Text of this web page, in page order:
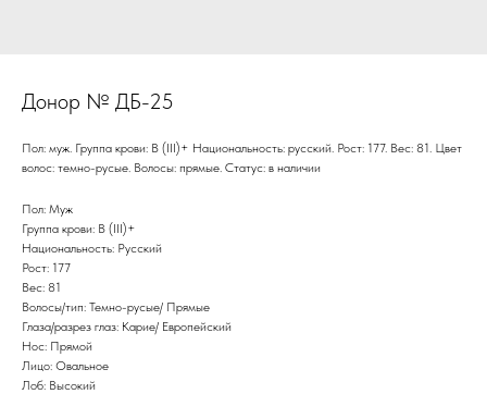
Донор № ДБ-25
Пол: муж. Группа крови: В (III)+ Национальность: русский. Рост: 177. Вес: 81. Цвет
волос: темно-русые. Волосы: прямые. Статус: в наличии
Пол: Муж
Группа крови: B (III)+
Национальность: Русский
Рост: 177
Вес: 81
Волосы/тип: Темно-русые/ Прямые
Глаза/разрез глаз: Карие/ Европейский
Нос: Прямой
Лицо: Овальное
Лоб: Высокий